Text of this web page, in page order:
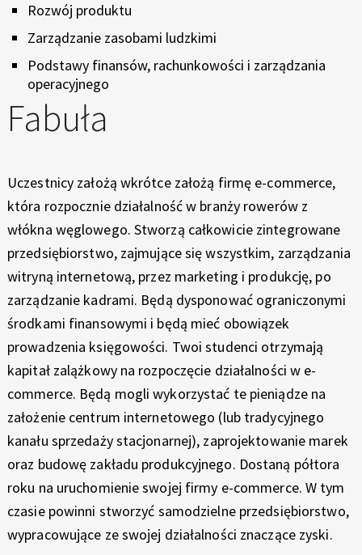
-
C
M
E
R
C
E
–
R
O
W
E
R
Y
Rozwój produktu
Zarządzanie zasobami ludzkimi
Podstawy finansów, rachunkowości i zarządzania
operacyjnego
Fabuła
Uczestnicy założą wkrótce założą firmę e-commerce,
która rozpocznie działalność w branży rowerów z
włókna węglowego. Stworzą całkowicie zintegrowane
przedsiębiorstwo, zajmujące się wszystkim, zarządzania
witryną internetową, przez marketing i produkcję, po
zarządzanie kadrami. Będą dysponować ograniczonymi
środkami finansowymi i będą mieć obowiązek
prowadzenia księgowości. Twoi studenci otrzymają
kapitał zalążkowy na rozpoczęcie działalności w e-
commerce. Będą mogli wykorzystać te pieniądze na
założenie centrum internetowego (lub tradycyjnego
kanału sprzedaży stacjonarnej), zaprojektowanie marek
oraz budowę zakładu produkcyjnego. Dostaną półtora
roku na uruchomienie swojej firmy e-commerce. W tym
czasie powinni stworzyć samodzielne przedsiębiorstwo,
wypracowujące ze swojej działalności znaczące zyski.